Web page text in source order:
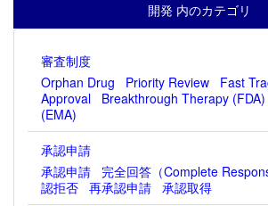
開発 内のカテゴリ
審査制度
Orphan Drug
Priority Review Fast
Approval
Breakthrough Therapy
(EMA)
承認申請
承認申請
完全回答（Complete
認拒否 再承認申請 承認取得